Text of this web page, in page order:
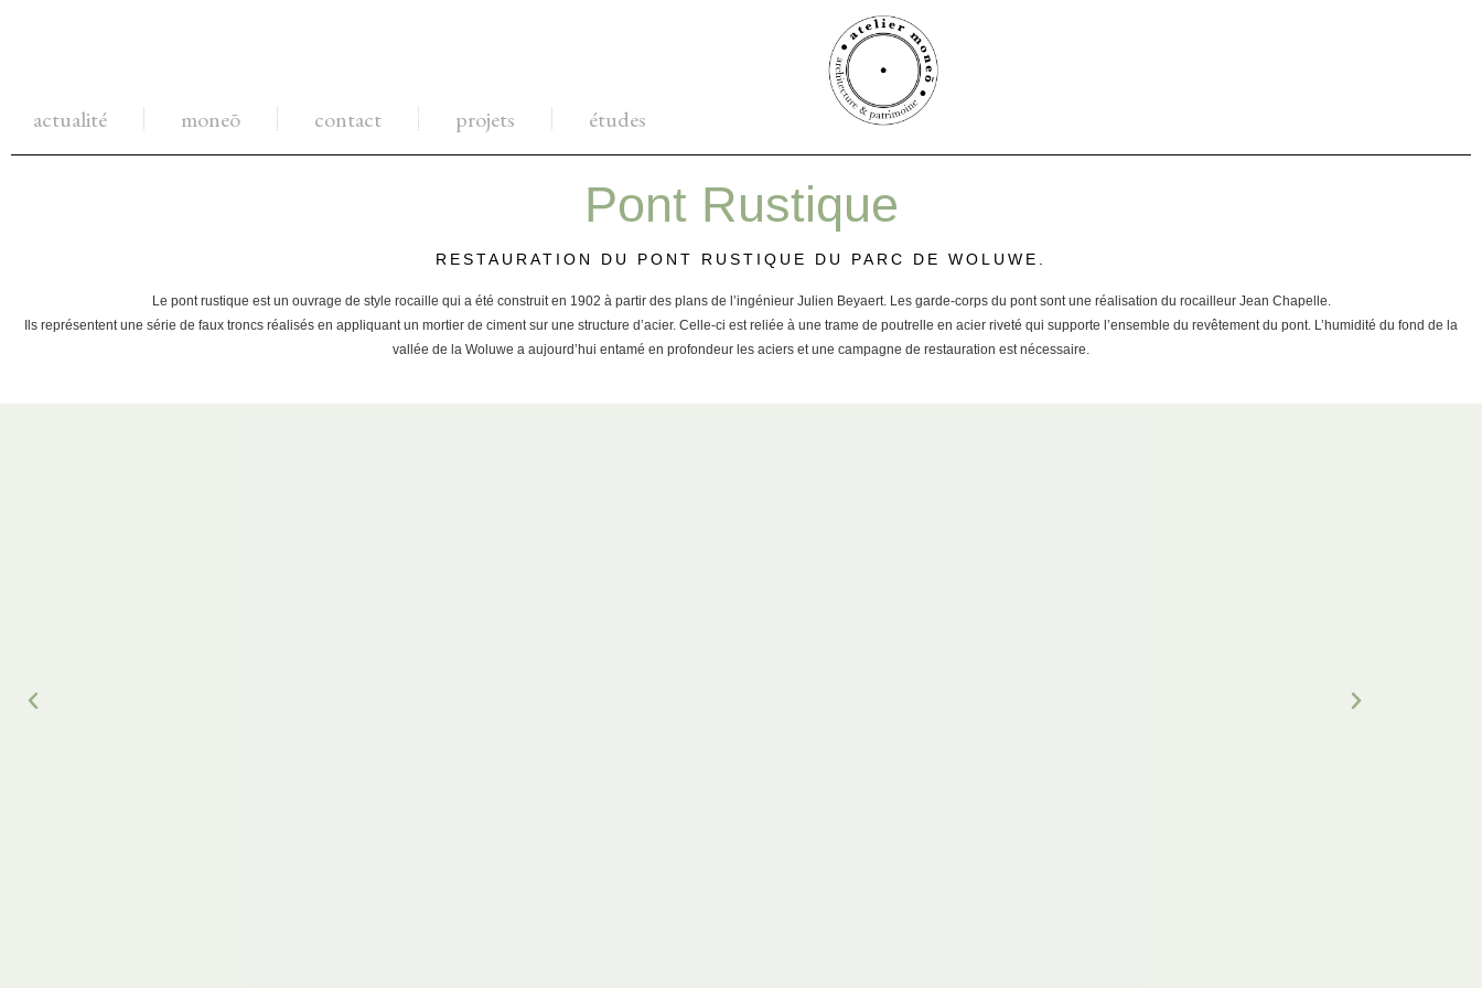
actualité moneō contact projets études
Pont Rustique
RESTAURATION DU PONT RUSTIQUE DU PARC DE WOLUWE.
Le pont rustique est un ouvrage de style rocaille qui a été construit en 1902 à partir des plans de l’ingénieur Julien Beyaert. Les garde-corps du pont sont une réalisation du rocailleur Jean Chapelle.
Ils représentent une série de faux troncs réalisés en appliquant un mortier de ciment sur une structure d’acier. Celle-ci est reliée à une trame de poutrelle en acier riveté qui supporte l’ensemble du revêtement du pont. L’humidité du fond de la
vallée de la Woluwe a aujourd’hui entamé en profondeur les aciers et une campagne de restauration est nécessaire.